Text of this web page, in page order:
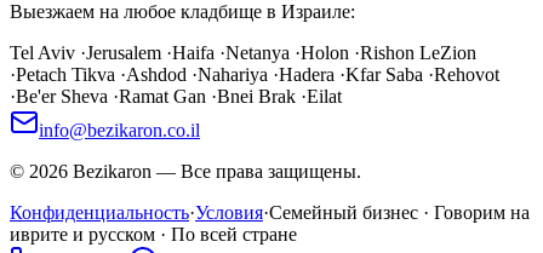
Выезжаем на любое кладбище в Израиле:
Tel Aviv ·Jerusalem ·Haifa ·Netanya ·Holon ·Rishon LeZion
·Petach Tikva ·Ashdod ·Nahariya ·Hadera ·Kfar Saba ·Rehovot
·Be'er Sheva ·Ramat Gan ·Bnei Brak ·Eilat
info@bezikaron.co.il
© 2026 Bezikaron — Все права защищены.
Конфиденциальность·Условия·Семейный бизнес · Говорим на
иврите и русском · По всей стране